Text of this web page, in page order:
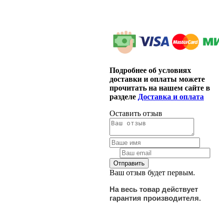
Подробнее об условиях
доставки и оплаты можете
прочитать на нашем сайте в
разделе Доставка и оплата
Оставить отзыв
Ваш отзыв будет первым.
На весь товар действует
гарантия производителя.